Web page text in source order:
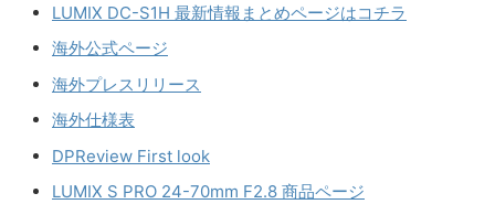
LUMIX DC-S1H 最新情報まとめページはコチラ
海外公式ページ
海外プレスリリース
海外仕様表
DPReview First look
LUMIX S PRO 24-70mm F2.8 商品ページ